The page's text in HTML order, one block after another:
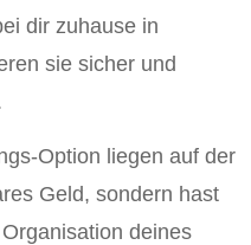
dir zuhause in
sie sicher und
Option liegen auf der
Geld, sondern hast
deines